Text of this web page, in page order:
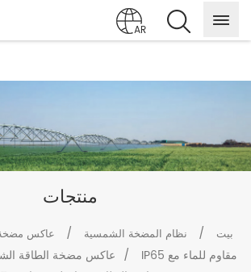
AR
منتجات
بيت / نظام المضخة الشمسية / عاكس
/